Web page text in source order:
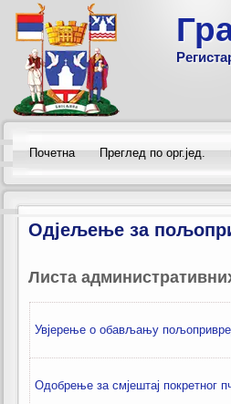
Почетна Преглед по орг.јед.
Одјељење за
Листа
Увјерење о обављању
Одобрење за смјештај покретног